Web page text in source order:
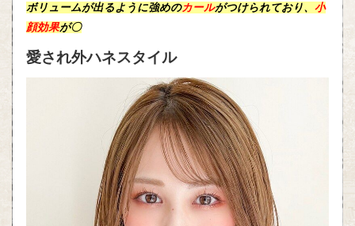
ボリュームが出るように強めのカールがつけられており、 小
顔効果が〇
愛され外ハネスタイル